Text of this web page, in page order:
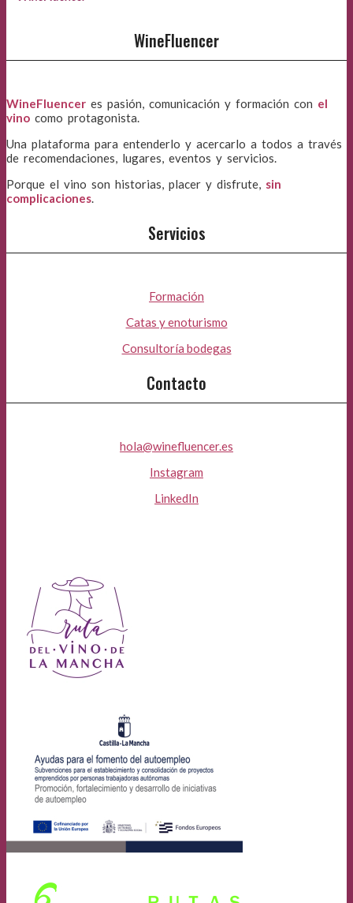
WineFluencer
WineFluencer es pasión, comunicación y formación con el
vino como protagonista.
Una plataforma para entenderlo y acercarlo a todos a través
de recomendaciones, lugares, eventos y servicios.
Porque el vino son historias, placer y disfrute, sin
complicaciones.
Servicios
Formación
Catas y enoturismo
Consultoría bodegas
Contacto
hola@winefluencer.es
Instagram
LinkedIn